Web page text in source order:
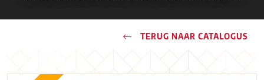
TERUG NAAR CATALOGUS